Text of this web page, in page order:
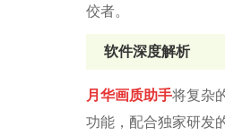
佼者。
软件深度解析
月华画质助手将复杂
功能，配合独家研发